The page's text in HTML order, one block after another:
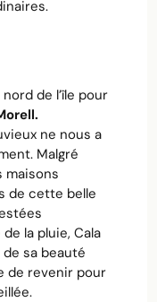
de l’île pour
ne nous a
Malgré
maisons
de cette belle
la pluie, Cala
sa beauté
de revenir pour